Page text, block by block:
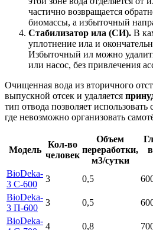
частично возвращается
биомассы, а избыточный
Стабилизатор ила (СИ). В
уплотнение ила и
Избыточный ил можно
или насос, без привлечения
Очищенная вода из вторичного
выпускной отсек и удаляется
тип отвода позволяет
где невозможно организовать
Модель
Кол-во
человек
Объем
переработки,
м3/сутки
BioDeka-
3 C-600
3 0,5
BioDeka-
3 П-600
3 0,5
BioDeka-
4 0,8